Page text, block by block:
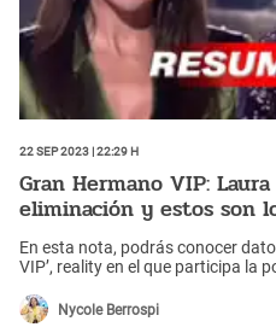
22 Sep 2023 | 22:29 h
Gran Hermano VIP:
eliminación y estos son
En esta nota, podrás conocer
VIP’, reality en el que participa la
Nycole Berrospi